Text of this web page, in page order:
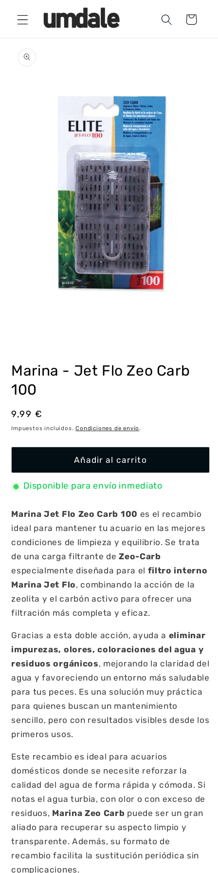
directamente
al contenido
Carrito
a la
información
1
en
una
ventana
Marina - Jet Flo Zeo Carb
100
Precio
habitual
9,99 €
Impuestos incluidos.Condiciones de envío.
Añadir al carrito
Disponible para envío inmediato
Marina Jet Flo Zeo Carb 100 es el recambio
ideal para mantener tu acuario en las mejores
condiciones de limpieza y equilibrio. Se trata
de una carga filtrante deZeo-Carb
especialmente diseñada para el filtro interno
Marina Jet Flo, combinando la acción de la
zeolita y el carbón activo para ofrecer una
filtración más completa y eficaz.
Gracias a esta doble acción, ayuda a eliminar
impurezas, olores, coloraciones del agua y
residuos orgánicos, mejorando la claridad del
agua y favoreciendo un entorno más saludable
para tus peces. Es una solución muy práctica
para quienes buscan un mantenimiento
sencillo, pero con resultados visibles desde los
primeros usos.
Este recambio es ideal para acuarios
domésticos donde se necesite reforzar la
calidad del agua de forma rápida y cómoda. Si
notas el agua turbia, con olor o con exceso de
residuos, Marina Zeo Carb puede ser un gran
aliado para recuperar su aspecto limpio y
transparente. Además, su formato de
recambio facilita la sustitución periódica sin
complicaciones.